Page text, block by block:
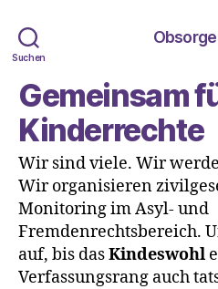
Suchen
Gemeinsam
Kinderrechte
Wir sind viele. Wir
Wir organisieren
Monitoring im Asyl- und
Fremdenrechtsbereich.
auf, bis dasKindeswohl
Verfassungsrang auch